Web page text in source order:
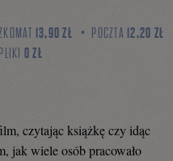
13,90 ZŁ POCZTA 12,20 ZŁ
PLIKI 0 ZŁ
czytając książkę czy idąc
jak wiele osób pracowało